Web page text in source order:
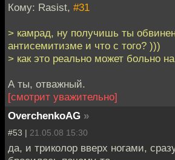
Кому: Rasist, #31
> камрад, ну получишь ты
антисемитизме и что с того? )))
> как это реально может больно
А ты, отважный.
[смотрит уважительно]
OverchenkoAG »
#53 | 21.05.08 15:30
да, и триколор вверх ногами,